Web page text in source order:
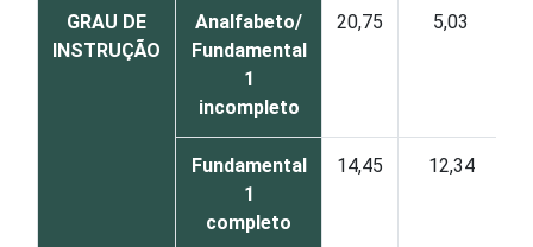
GRAU DE
INSTRUÇÃO
Analfabeto/
Fundamental
1
incompleto
20,75 5,03
Fundamental
1
completo
14,45 12,34